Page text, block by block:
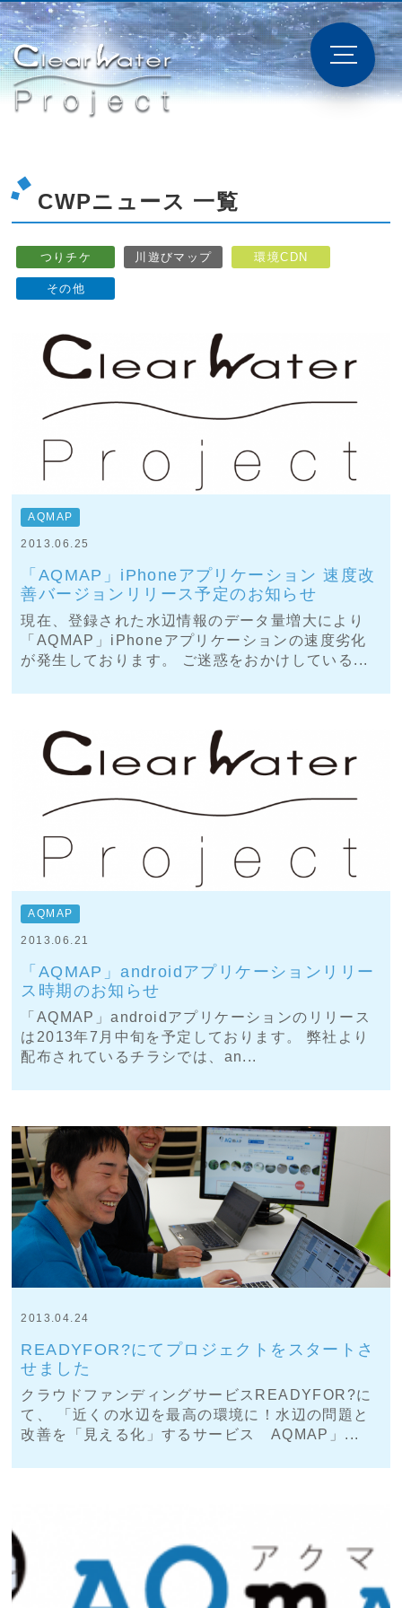
CWPニュース 一覧
つりチケ 川遊びマップ 環境CDN
その他
AQMAP
2013.06.25
「AQMAP」iPhoneアプリケーション 速度改
善バージョンリリース予定のお知らせ
現在、登録された水辺情報のデータ量増大により
「AQMAP」iPhoneアプリケーションの速度劣化
が発生しております。 ご迷惑をおかけしている...
AQMAP
2013.06.21
「AQMAP」androidアプリケーションリリー
ス時期のお知らせ
「AQMAP」androidアプリケーションのリリース
は2013年7月中旬を予定しております。 弊社より
配布されているチラシでは、an...
2013.04.24
READYFOR?にてプロジェクトをスタートさ
せました
クラウドファンディングサービスREADYFOR?に
て、 「近くの水辺を最高の環境に！水辺の問題と
改善を「見える化」するサービス AQMAP」...